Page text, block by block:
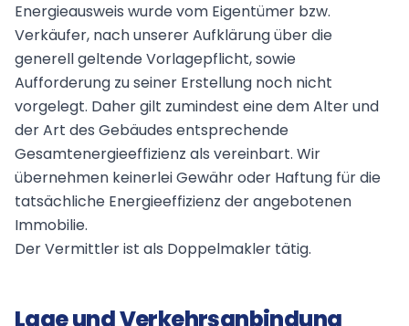
Energieausweis wurde vom Eigentümer bzw.
Verkäufer, nach unserer Aufklärung über die
generell geltende Vorlagepflicht, sowie
Aufforderung zu seiner Erstellung noch nicht
vorgelegt. Daher gilt zumindest eine dem Alter und
der Art des Gebäudes entsprechende
Gesamtenergieeffizienz als vereinbart. Wir
übernehmen keinerlei Gewähr oder Haftung für die
tatsächliche Energieeffizienz der angebotenen
Immobilie.
Der Vermittler ist als Doppelmakler tätig.
Lage und Verkehrsanbindung